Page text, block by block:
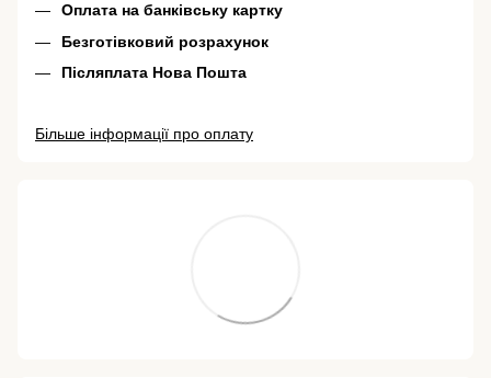
Оплата на банківську картку
Безготівковий розрахунок
Післяплата Нова Пошта
Більше інформації про оплату